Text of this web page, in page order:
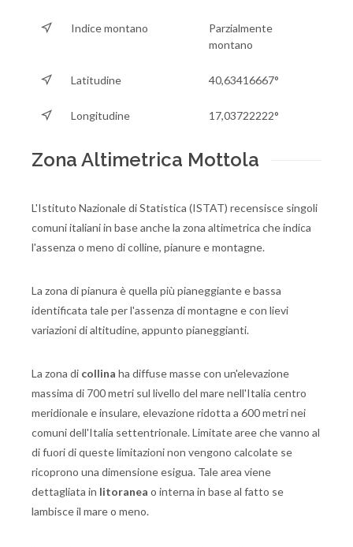
Indice montano
Parzialmente
montano
Latitudine 40,63416667°
Longitudine 17,03722222°
Zona Altimetrica Mottola
L'Istituto Nazionale di Statistica (ISTAT) recensisce singoli
comuni italiani in base anche la zona altimetrica che indica
l'assenza o meno di colline, pianure e montagne.
La zona di pianura è quella più pianeggiante e bassa
identificata tale per l'assenza di montagne e con lievi
variazioni di altitudine, appunto pianeggianti.
La zona di collina ha diffuse masse con un'elevazione
massima di 700 metri sul livello del mare nell'Italia centro
meridionale e insulare, elevazione ridotta a 600 metri nei
comuni dell'Italia settentrionale. Limitate aree che vanno al
di fuori di queste limitazioni non vengono calcolate se
ricoprono una dimensione esigua. Tale area viene
dettagliata in litoranea o interna in base al fatto se
lambisce il mare o meno.